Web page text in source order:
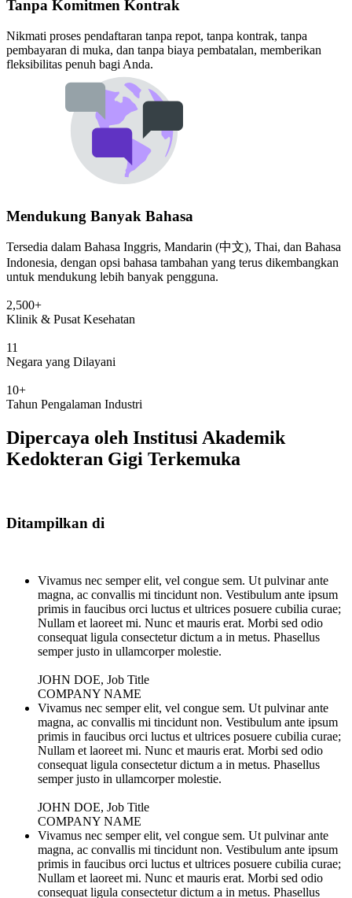
Tanpa Komitmen Kontrak
Nikmati proses pendaftaran tanpa repot, tanpa kontrak, tanpa
pembayaran di muka, dan tanpa biaya pembatalan, memberikan
fleksibilitas penuh bagi Anda.
Mendukung Banyak Bahasa
Tersedia dalam Bahasa Inggris, Mandarin (中文), Thai, dan Bahasa
Indonesia, dengan opsi bahasa tambahan yang terus dikembangkan
untuk mendukung lebih banyak pengguna.
2,500+
Klinik & Pusat Kesehatan
11
Negara yang Dilayani
10+
Tahun Pengalaman Industri
Dipercaya oleh Institusi Akademik
Kedokteran Gigi Terkemuka
Ditampilkan di
Vivamus nec semper elit, vel congue sem. Ut pulvinar ante
magna, ac convallis mi tincidunt non. Vestibulum ante ipsum
primis in faucibus orci luctus et ultrices posuere cubilia curae;
Nullam et laoreet mi. Nunc et mauris erat. Morbi sed odio
consequat ligula consectetur dictum a in metus. Phasellus
semper justo in ullamcorper molestie.
JOHN DOE, Job Title
COMPANY NAME
Vivamus nec semper elit, vel congue sem. Ut pulvinar ante
magna, ac convallis mi tincidunt non. Vestibulum ante ipsum
primis in faucibus orci luctus et ultrices posuere cubilia curae;
Nullam et laoreet mi. Nunc et mauris erat. Morbi sed odio
consequat ligula consectetur dictum a in metus. Phasellus
semper justo in ullamcorper molestie.
JOHN DOE, Job Title
COMPANY NAME
Vivamus nec semper elit, vel congue sem. Ut pulvinar ante
magna, ac convallis mi tincidunt non. Vestibulum ante ipsum
primis in faucibus orci luctus et ultrices posuere cubilia curae;
Nullam et laoreet mi. Nunc et mauris erat. Morbi sed odio
consequat ligula consectetur dictum a in metus. Phasellus